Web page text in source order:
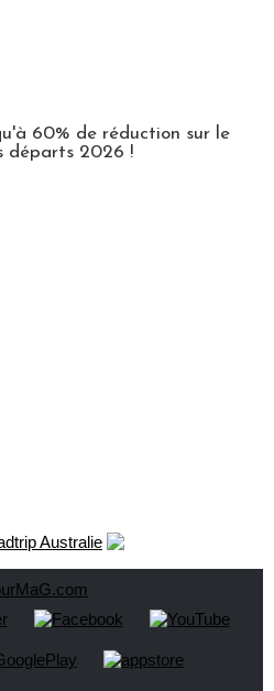
60% de réduction sur le
départs 2026 !